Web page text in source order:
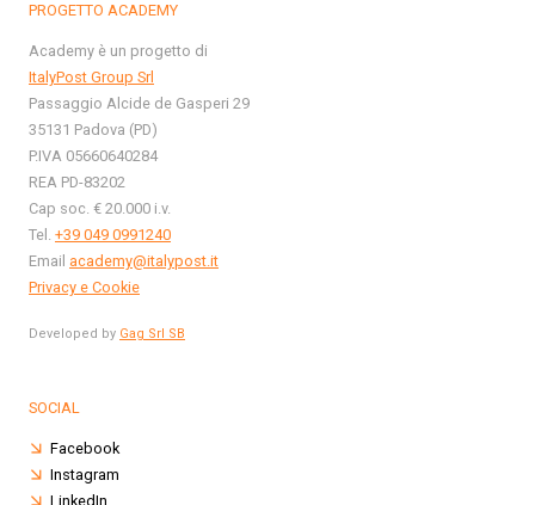
PROGETTO ACADEMY
Academy è un progetto di
ItalyPost Group Srl
Passaggio Alcide de Gasperi 29
35131 Padova (PD)
P.IVA 05660640284
REA PD-83202
Cap soc. € 20.000 i.v.
Tel. +39 049 0991240
Email academy@italypost.it
Privacy e Cookie
Developed by Gag Srl SB
SOCIAL
Facebook
Instagram
LinkedIn